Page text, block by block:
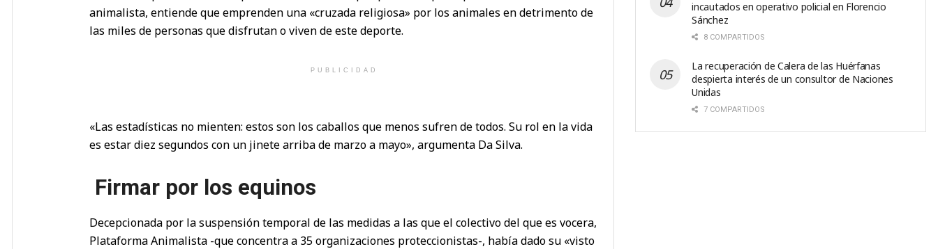
animalista, entiende que emprenden una «cruzada religiosa» por los animales en detrimento de
las miles de personas que disfrutan o viven de este deporte.
PUBLICIDAD
«Las estadísticas no mienten: estos son los caballos que menos sufren de todos. Su rol en la vida
es estar diez segundos con un jinete arriba de marzo a mayo», argumenta Da Silva.
Firmar por los equinos
Decepcionada por la suspensión temporal de las medidas a las que el colectivo del que es vocera,
Plataforma Animalista -que concentra a 35 organizaciones proteccionistas-, había dado su «visto
incautados en operativo policial en Florencio
Sánchez
8 COMPARTIDOS
La recuperación de Calera de las Huérfanas
despierta interés de un consultor de Naciones
Unidas
7 COMPARTIDOS